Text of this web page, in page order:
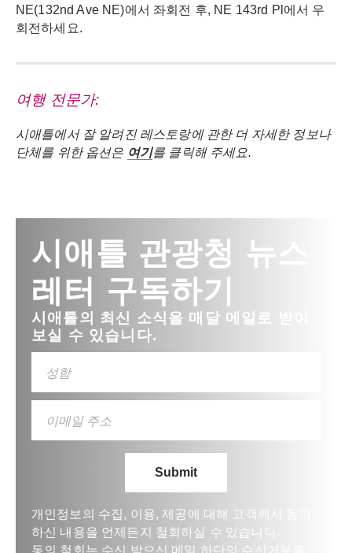
NE(132nd Ave NE)에서 좌회전 후, NE 143rd Pl에서 우
회전하세요.
여행 전문가:
시애틀에서 잘 알려진 레스토랑에 관한 더 자세한 정보나
단체를 위한 옵션은 여기를 클릭해 주세요.
시애틀 관광청 뉴스
레터 구독하기
시애틀의 최신 소식을 매달 메일로 받아
보실 수 있습니다.
개인정보의 수집, 이용, 제공에 대해 고객께서 동의
하신 내용을 언제든지 철회하실 수 있습니다.
동의 철회는 수신 받으신 메일 하단의 수신거부를